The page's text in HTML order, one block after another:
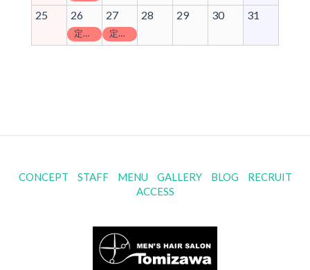
25 26
定休日
27
定休日
28 29 30 31
CONCEPT STAFF MENU GALLERY BLOG
RECRUIT
ACCESS